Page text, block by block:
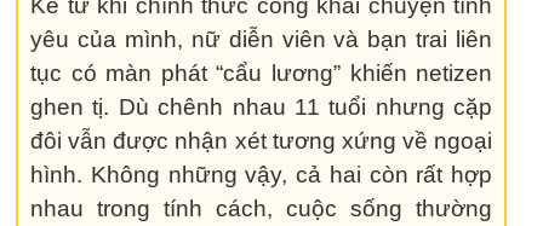
Kể từ khi chính thức công khai chuyện tình
yêu của mình, nữ diễn viên và bạn trai liên
tục có màn phát “cẩu lương” khiến netizen
ghen tị. Dù chênh nhau 11 tuổi nhưng cặp
đôi vẫn được nhận xét tương xứng về ngoại
hình. Không những vậy, cả hai còn rất hợp
nhau trong tính cách, cuộc sống thường